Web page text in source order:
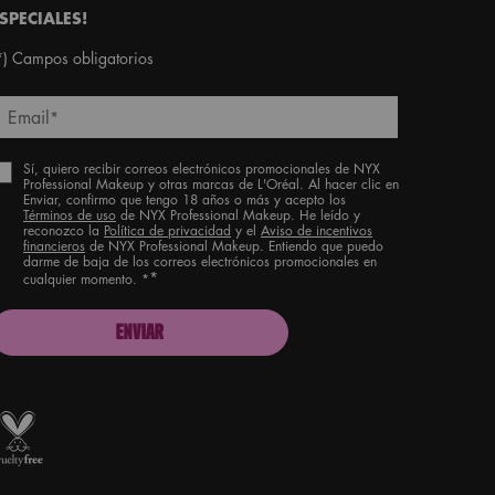
Campos obligatorios
Email*
Sí, quiero recibir correos electrónicos promocionales de NYX
Professional Makeup y otras marcas de L'Oréal. Al hacer clic en
Enviar, confirmo que tengo 18 años o más y acepto los
Términos de uso de NYX Professional Makeup. He leído y
reconozco la Política de privacidad y el Aviso de incentivos
financieros de NYX Professional Makeup. Entiendo que puedo
darme de baja de los correos electrónicos promocionales en
cualquier momento. **
ENVIAR